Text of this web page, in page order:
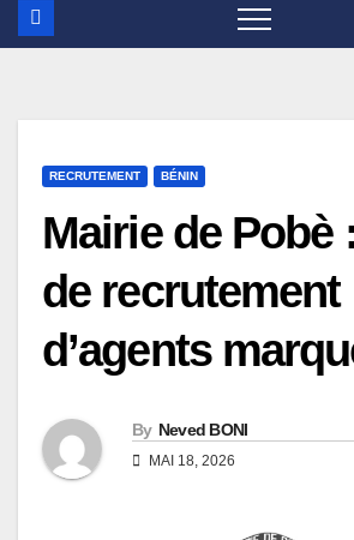
RECRUTEMENT BÉNIN
Mairie de Pobè
de recrutement
d’agents
By Neved BONI
MAI 18, 2026